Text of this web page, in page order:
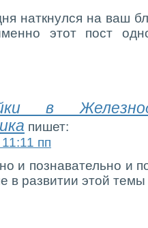
наткнулся на ваш
этот пост
в
пишет:
пп
и познавательно и
в развитии этой темы